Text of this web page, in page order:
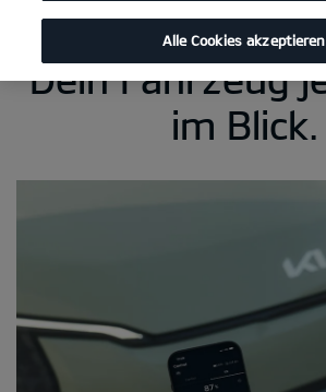
Alle Cookies akzeptieren